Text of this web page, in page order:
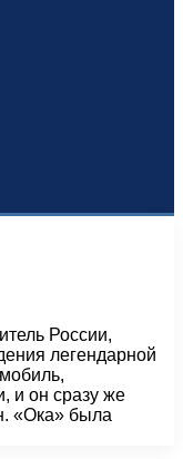
России,
легендарной
и он сразу же
«Ока» была